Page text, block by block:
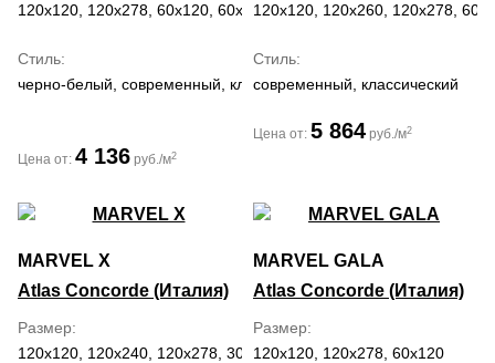
120x120, 120x278, 60x120, 60x60, 80x160, 80x80
Стиль
черно-белый, современный, классический
Цена от: 4 136 руб./м2
120x120, 120x260, 120x278,
Стиль
современный, классический
Цена от: 5 864 руб./м2
MARVEL X
Atlas Concorde (Италия)
Размер
120x120, 120x240, 120x278, 30x60, 60x120, 60x60, 75x150, 75x75
MARVEL GALA
Atlas Concorde (Италия)
Размер
120x120, 120x278, 60x120